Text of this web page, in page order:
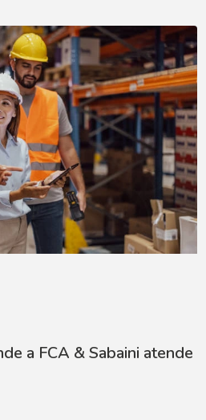
a FCA & Sabaini atende